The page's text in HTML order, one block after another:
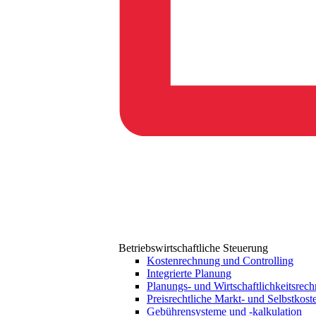
Betriebswirtschaftliche Steuerung
Kostenrechnung und Controlling
Integrierte Planung
Planungs- und
Preisrechtliche Markt- und
Gebührensysteme und -kalkulation